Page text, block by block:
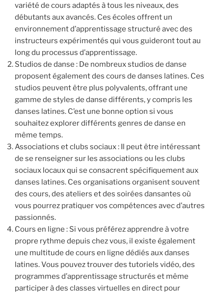
variété de cours adaptés à tous les niveaux, des
débutants aux avancés. Ces écoles offrent un
environnement d’apprentissage structuré avec des
instructeurs expérimentés qui vous guideront tout au
long du processus d’apprentissage.
Studios de danse : De nombreux studios de danse
proposent également des cours de danses latines. Ces
studios peuvent être plus polyvalents, offrant une
gamme de styles de danse différents, y compris les
danses latines. C’est une bonne option si vous
souhaitez explorer différents genres de danse en
même temps.
Associations et clubs sociaux : Il peut être intéressant
de se renseigner sur les associations ou les clubs
sociaux locaux qui se consacrent spécifiquement aux
danses latines. Ces organisations organisent souvent
des cours, des ateliers et des soirées dansantes où
vous pourrez pratiquer vos compétences avec d’autres
passionnés.
Cours en ligne : Si vous préférez apprendre à votre
propre rythme depuis chez vous, il existe également
une multitude de cours en ligne dédiés aux danses
latines. Vous pouvez trouver des tutoriels vidéo, des
programmes d’apprentissage structurés et même
participer à des classes virtuelles en direct pour